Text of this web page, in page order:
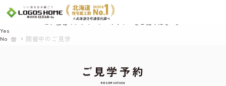
開催中のご見学
ご見学予約
RESERVATION
Cookie を使用して、お客様の活動を追跡してもよろしいですか? 当社ではお客様の
プライバシーを極めて重視しています。詳細について、およびご質問がある場合
は、当社のプライバシーポリシーをご覧ください。
Yes
No